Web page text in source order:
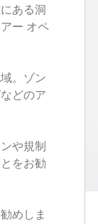
ある洞
ー オペ
。ゾン
どのア
や規制
をお勧
めしま